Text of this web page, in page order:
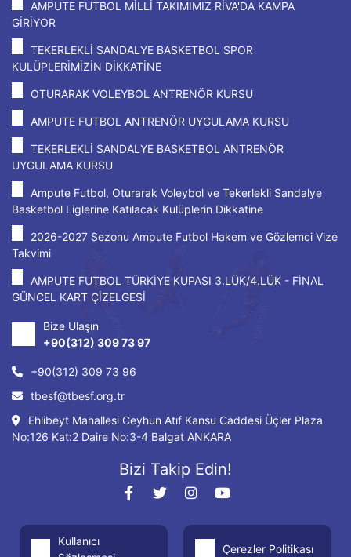
AMPUTE FUTBOL MİLLİ TAKIMIMIZ RİVA'DA KAMPA
GİRİYOR
TEKERLEKLİ SANDALYE BASKETBOL SPOR
KULÜPLERİMİZİN DİKKATİNE
OTURARAK VOLEYBOL ANTRENÖR KURSU
AMPUTE FUTBOL ANTRENÖR UYGULAMA KURSU
TEKERLEKLİ SANDALYE BASKETBOL ANTRENÖR
UYGULAMA KURSU
Ampute Futbol, Oturarak Voleybol ve Tekerlekli Sandalye
Basketbol Liglerine Katılacak Kulüplerin Dikkatine
2026-2027 Sezonu Ampute Futbol Hakem ve Gözlemci Vize
Takvimi
AMPUTE FUTBOL TÜRKİYE KUPASI 3.LÜK/4.LÜK - FİNAL
GÜNCEL KART ÇİZELGESİ
Bize Ulaşın
+90(312) 309 73 97
+90(312) 309 73 96
tbesf@tbesf.org.tr
Ehlibeyt Mahallesi Ceyhun Atıf Kansu Caddesi Üçler Plaza
No:126 Kat:2 Daire No:3-4 Balgat ANKARA
Bizi Takip Edin!
Kullanıcı
Çerezler Politikası